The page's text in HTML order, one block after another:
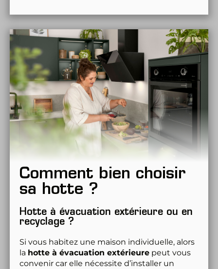
Comment bien choisir
sa hotte ?
Hotte à évacuation extérieure ou en
recyclage ?
Si vous habitez une maison individuelle, alors
la hotte à évacuation extérieure peut vous
convenir car elle nécessite d’installer un